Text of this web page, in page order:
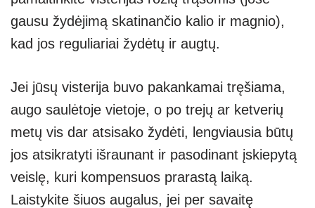
gausu žydėjimą skatinančio kalio ir magnio),
kad jos reguliariai žydėtų ir augtų.
Jei jūsų visterija buvo pakankamai tręšiama,
augo saulėtoje vietoje, o po trejų ar ketverių
metų vis dar atsisako žydėti, lengviausia būtų
jos atsikratyti išraunant ir pasodinant įskiepytą
veislę, kuri kompensuos prarastą laiką.
Laistykite šiuos augalus, jei per savaitę